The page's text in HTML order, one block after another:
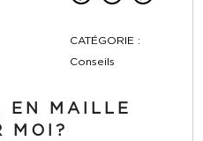
CATÉGORIE :
Conseils
EN MAILLE
MOI?